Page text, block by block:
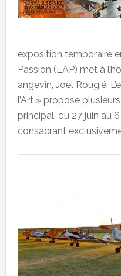
exposition temporaire
Passion (EAP) met à
angevin, Joël Rougié.
l’Art » propose
principal, du 27 juin au
consacrant